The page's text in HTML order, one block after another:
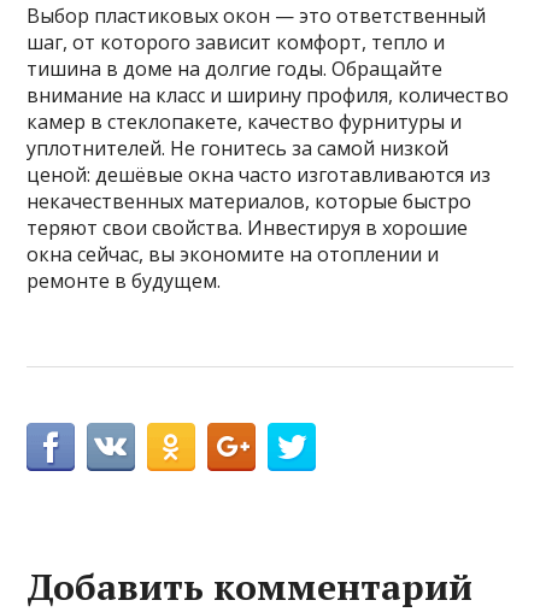
Выбор пластиковых окон — это ответственный
шаг, от которого зависит комфорт, тепло и
тишина в доме на долгие годы. Обращайте
внимание на класс и ширину профиля, количество
камер в стеклопакете, качество фурнитуры и
уплотнителей. Не гонитесь за самой низкой
ценой: дешёвые окна часто изготавливаются из
некачественных материалов, которые быстро
теряют свои свойства. Инвестируя в хорошие
окна сейчас, вы экономите на отоплении и
ремонте в будущем.
Добавить комментарий